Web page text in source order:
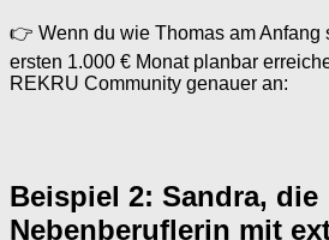
👉 Wenn du wie Thomas am Anfang
ersten 1.000 € Monat planbar
REKRU Community genauer an:
Beispiel 2: Sandra, die
Nebenberuflerin mit